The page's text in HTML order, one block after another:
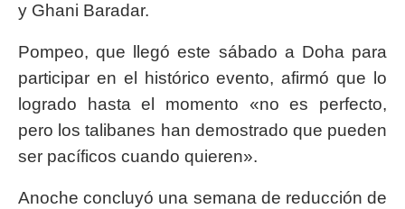
y Ghani Baradar.
Pompeo, que llegó este sábado a Doha para
participar en el histórico evento, afirmó que lo
logrado hasta el momento «no es perfecto,
pero los talibanes han demostrado que pueden
ser pacíficos cuando quieren».
Anoche concluyó una semana de reducción de